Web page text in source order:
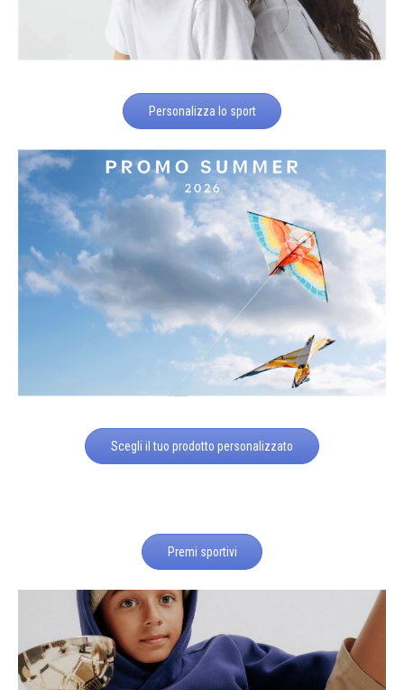
Personalizza lo sport
Scegli il tuo prodotto personalizzato
Premi sportivi